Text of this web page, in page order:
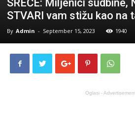
SREĆE: Miljenici sudbine,
STVARI vam stižu kao na
By Admin - September 15, 2023 1940
Oglasi -